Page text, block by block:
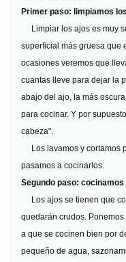
Primer paso: limpiamos
Limpiar los ajos es muy
superficial más gruesa que
ocasiones veremos que
cuantas lleve para dejar la
abajo del ajo, la más
para cocinar. Y por
cabeza".
Los lavamos y cortamos
pasamos a cocinarlos.
Segundo paso: cocinamos
Los ajos se tienen que
quedarán crudos.
a que se cocinen bien por
pequeño de agua,